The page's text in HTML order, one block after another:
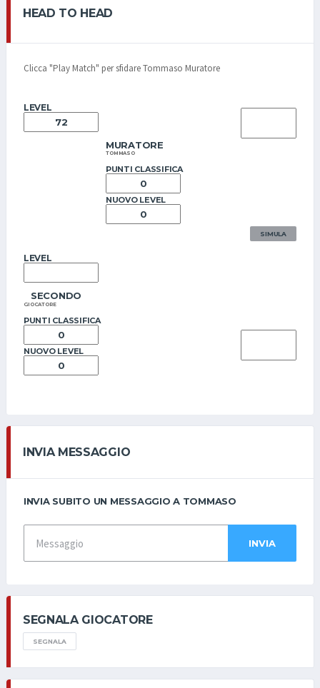
HEAD TO HEAD
Clicca "Play Match" per sfidare Tommaso Muratore
LEVEL
MURATORE
TOMMASO
PUNTI CLASSIFICA
NUOVO LEVEL
SIMULA
LEVEL
SECONDO
GIOCATORE
PUNTI CLASSIFICA
NUOVO LEVEL
INVIA MESSAGGIO
INVIA SUBITO UN MESSAGGIO A TOMMASO
INVIA
SEGNALA GIOCATORE
SEGNALA